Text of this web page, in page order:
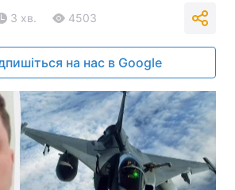
3 хв. 4503
на нас в Google